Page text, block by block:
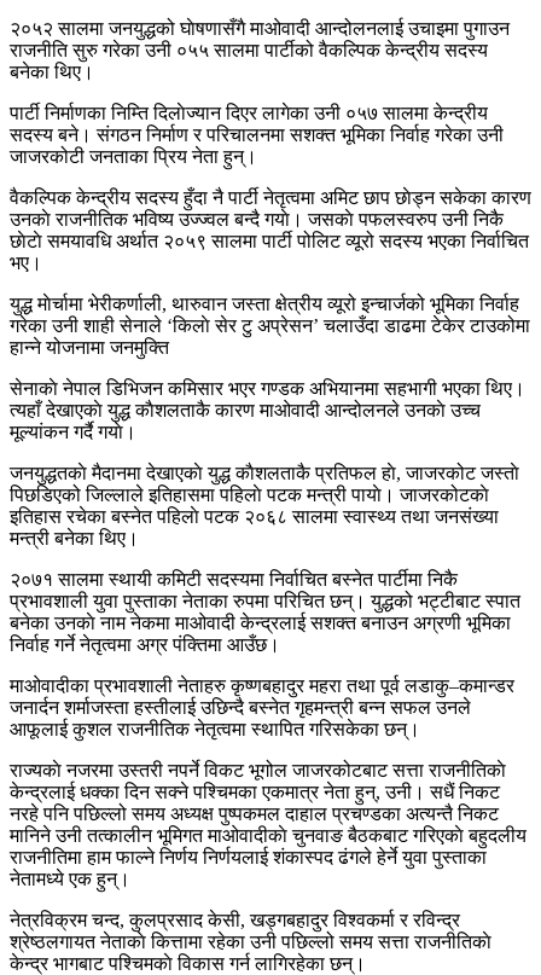
२०५२ सालमा जनयुद्धको घाेषणासँगै माओवादी आन्दोलनलाई उचाइमा पुगाउन
राजनीति सुरु गरेका उनी ०५५ सालमा पार्टीको वैकल्पिक केन्द्रीय सदस्य
बनेका थिए।
पार्टी निर्माणका निम्ति दिलाेज्यान दिएर लागेका उनी ०५७ सालमा केन्द्रीय
सदस्य बने। संगठन निर्माण र परिचालनमा सशक्त भूमिका निर्वाह गरेका उनी
जाजरकोटी जनताका प्रिय नेता हुन्।
वैकल्पिक केन्द्रीय सदस्य हुँदा नै पार्टी नेतृत्वमा अमिट छाप छाेड्न सकेका कारण
उनकाे राजनीतिक भविष्य उज्ज्वल बन्दै गयाे। जसकाे पफलस्वरुप उनी निकै
छाेटाे समयावधि अर्थात २०५९ सालमा पार्टी पोलिट व्यूरो सदस्य भएका निर्वाचित
भए।
युद्ध माेर्चामा भेरीकर्णाली, थारुवान जस्ता क्षेत्रीय व्यूरो इन्चार्जको भूमिका निर्वाह
गरेका उनी शाही सेनाले ‘किलाे सेर टु अप्रेसन’ चलाउँदा डाढमा टेकेर टाउकोमा
हान्ने योजनामा जनमुक्ति
सेनाकाे नेपाल डिभिजन कमिसार भएर गण्डक अभियानमा सहभागी भएका थिए।
त्यहाँ देखाएकाे युद्ध काैशलताकै कारण माओवादी आन्दोलनले उनकाे उच्च
मूल्यांकन गर्दै गयाे।
जनयुद्धतकाे मैदानमा देखाएकाे युद्ध काैशलताकै प्रतिफल हाे, जाजरकोट जस्ताे
पिछडिएको जिल्लाले इतिहासमा पहिलाे पटक मन्त्री पायाे। जाजरकोटकाे
इतिहास रचेका बस्नेत पहिलाे पटक २०६८ सालमा स्वास्थ्य तथा जनसंख्या
मन्त्री बनेका थिए।
२०७१ सालमा स्थायी कमिटी सदस्यमा निर्वाचित बस्नेत पार्टीमा निकै
प्रभावशाली युवा पुस्ताका नेताका रुपमा परिचित छन्। युद्धको भट्टीबाट स्पात
बनेका उनकाे नाम नेकमा माओवादी केन्द्रलाई सशक्त बनाउन अग्रणी भूमिका
निर्वाह गर्ने नेतृत्वमा अग्र पंक्तिमा आउँछ।
माओवादीका प्रभावशाली नेताहरु कृष्णबहादुर महरा तथा पूर्व लडाकु–कमान्डर
जनार्दन शर्माजस्ता हस्तीलाई उछिन्दै बस्नेत गृहमन्त्री बन्न सफल उनले
आफूलाई कुशल राजनीतिक नेतृत्वमा स्थापित गरिसकेका छन्।
राज्यकाे नजरमा उस्तरी नपर्ने विकट भूगोल जाजरकोटबाट सत्ता राजनीतिकाे
केन्द्रलाई धक्का दिन सक्ने पश्चिमका एकमात्र नेता हुन्, उनी। सधैं निकट
नरहे पनि पछिल्लो समय अध्यक्ष पुष्पकमल दाहाल प्रचण्डका अत्यन्तै निकट
मानिने उनी तत्कालीन भूमिगत माओवादीकाे चुनवाङ बैठकबाट गरिएकाे बहुदलीय
राजनीतिमा हाम फाल्ने निर्णय निर्णयलाई शंकास्पद ढंगले हेर्ने युवा पुस्ताका
नेतामध्ये एक हुन्।
नेत्रविक्रम चन्द, कुलप्रसाद केसी, खड्गबहादुर विश्वकर्मा र रविन्द्र
श्रेष्ठलगायत नेताकाे कित्तामा रहेका उनी पछिल्लो समय सत्ता राजनीतिकाे
केन्द्र भागबाट पश्चिमकाे विकास गर्न लागिरहेका छन्।